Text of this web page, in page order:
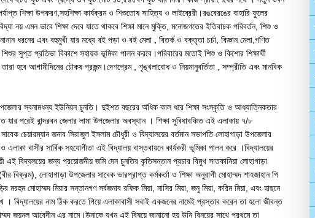
শিক্ষা উপকরণ,সহশিক্ষা কার্যক্রম ও শিশুতোষ সাহিত্য ও লাইব্রেরী।রঙবেরঙের বাহারি ফুলের
এমন ভাবে শিক্ষা দেবে যাতে থাকবে শিক্ষা মানে মুক্তি, মনোজগতের ইতিবাচক পরিবর্তন, শিশু ও
ধরনের এবং বহুমুখী যার মধ্যে বই পড়া ও বই মেলা , বিতর্ক ও বক্তৃতা চর্চা, বিজ্ঞান মেলা,গণিত
সুপ্ত প্রতিভা বিকাশে সহায়ক ভূমিকা পালন করবে।পরিবারের মতোই শিশু ও কিশোর শিক্ষার্থী
হবে আগামীদিনের চৌকষ প্রজন্ম।দেশপ্রেম , শৃঙ্খলাবোধ ও নিয়মানুবর্তিতা , সম্প্রীতি এবং মানবিক
স্বনামধন্য ইউনিয়ন চুনতি। দুইশত বছরের অধিক কাল ধরে শিক্ষা সংস্কৃতি ও আধ্যাত্নিকতার
পরেই বান্দরবন জেলার লামা উপজেলার অবস্থান । শিক্ষা সুবিধাবঞ্চিত এই এলাকায় ৭/৮
চেয়ারম্যান জনাব সিরাজুল ইসলাম চৌধুরী ও বিদ্যালয়ের বৰ্তমান সভাপতি লোহাগাড়া উপজেলার
বাসীর সার্বিক সহযোগীতা এই বিদ্যালয় বাস্তবায়নে কার্যকরী ভূমিকা পালন করে ।বিদ্যালয়ের
বিদ্যলয়ের জন্য প্রয়োজনীয় জমি দেন চুনতির কৃতিসন্তান প্রচার বিমুখ সাতকানিয়া লোহাগাড়া
বিক্রম), লোহাগাড়া উপজেলার সাবেক ভারপ্রাপ্ত কর্মকর্তা ও শিক্ষা অনুরাগী মোহাম্মদ শাহজাহান পি
মোহাম্মদ মিয়ার সন্তানগণ সর্বজনাব রফিক মিয়া, নাসির মিয়া, জনু মিয়া, করিম মিয়া, এবং হাছনে
। বিদ্যালয়ের নাম ঠিক করতে গিয়ে এলাকাবাসী সবাই একজনের নামেই প্রস্তাব করেন তা হলো জীবন্ত
জয়নুল আবেদীন এর নামে।উনাকে যখন এই বিষয়ে জানানো হয় উনি বিনয়ের সাথে প্রথমে তা